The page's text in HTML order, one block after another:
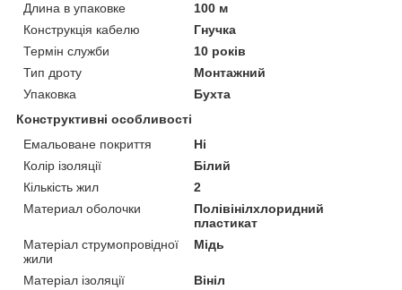
Длина в упаковке
100 м
Конструкція кабелю
Гнучка
Термін служби
10 років
Тип дроту
Монтажний
Упаковка
Бухта
Конструктивні особливості
Емальоване покриття
Ні
Колір ізоляції
Білий
Кількість жил
2
Материал оболочки
Полівінілхлоридний
пластикат
Матеріал струмопровідної
жили
Мідь
Матеріал ізоляції
Вініл